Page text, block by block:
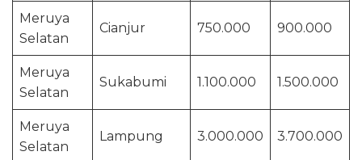
Meruya
Selatan
Cianjur 750.000 900.000
Meruya
Selatan
Sukabumi 1.100.000 1.500.000
Meruya
Selatan
Lampung 3.000.000 3.700.000